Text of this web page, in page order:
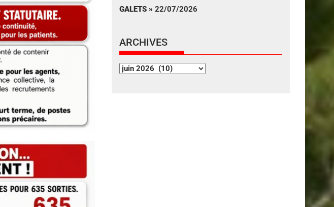
GALETS » 22/07/2026
ARCHIVES